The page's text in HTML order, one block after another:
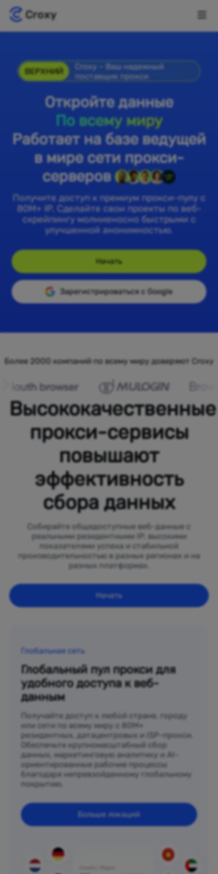
ВЕРХНИЙ
Croxy – Ваш надежный
поставщик прокси
Откройте данные
По всему миру
Работает на базе ведущей
в мире сети прокси-
серверов
Получите доступ к премиум прокси-пулу с
80M+ IP. Сделайте свои проекты по веб-
скрейпингу молниеносно быстрыми с
улучшенной анонимностью.
Начать
Зарегистрироваться с Google
Более 2000 компаний по всему миру доверяют Croxy
Высококачественные
прокси-сервисы
повышают
эффективность
сбора данных
Собирайте общедоступные веб-данные с
реальными резидентными IP, высокими
показателями успеха и стабильной
производительностью в разных регионах и на
разных платформах.
Начать
Глобальная сеть
Глобальный пул прокси для
удобного доступа к веб-
данным
Получайте доступ к любой стране, городу
или сети по всему миру с 80M+
резидентных, датацентровых и ISP-прокси.
Обеспечьте крупномасштабный сбор
данных, маркетинговую аналитику и AI-
ориентированные рабочие процессы
благодаря непревзойденному глобальному
покрытию.
Больше локаций